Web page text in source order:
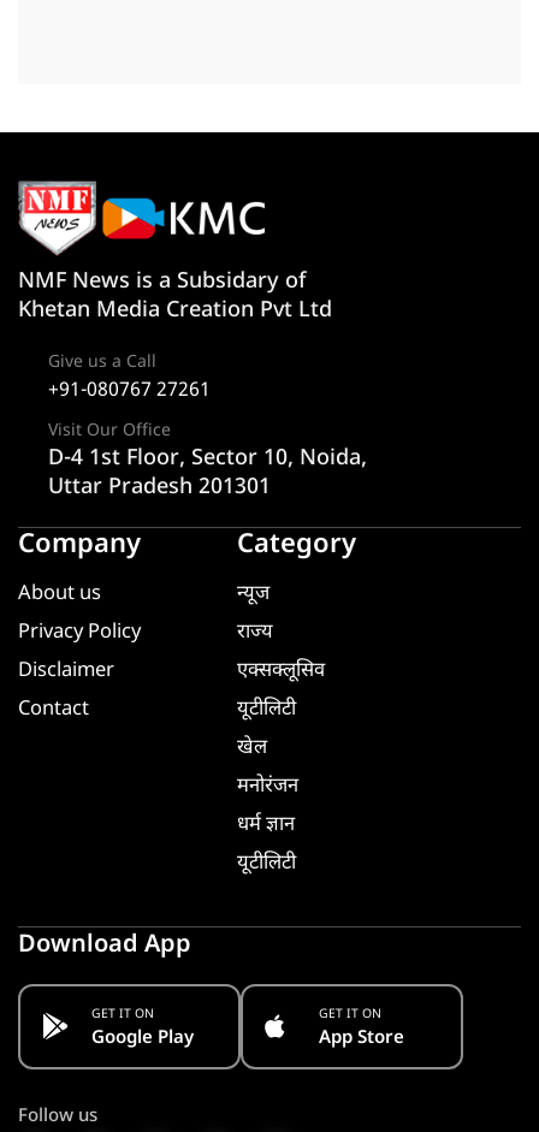
NMF News is a Subsidary of
Khetan Media Creation Pvt Ltd
Give us a Call
+91-080767 27261
Visit Our Office
D-4 1st Floor, Sector 10, Noida,
Uttar Pradesh 201301
Company
About us
Privacy Policy
Disclaimer
Contact
Category
न्यूज
राज्य
एक्सक्लूसिव
यूटीलिटी
खेल
मनोरंजन
धर्म ज्ञान
यूटीलिटी
Download App
GET IT ON
Google Play
GET IT ON
App Store
Follow us